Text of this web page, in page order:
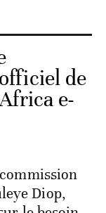
de
e-
Diop,